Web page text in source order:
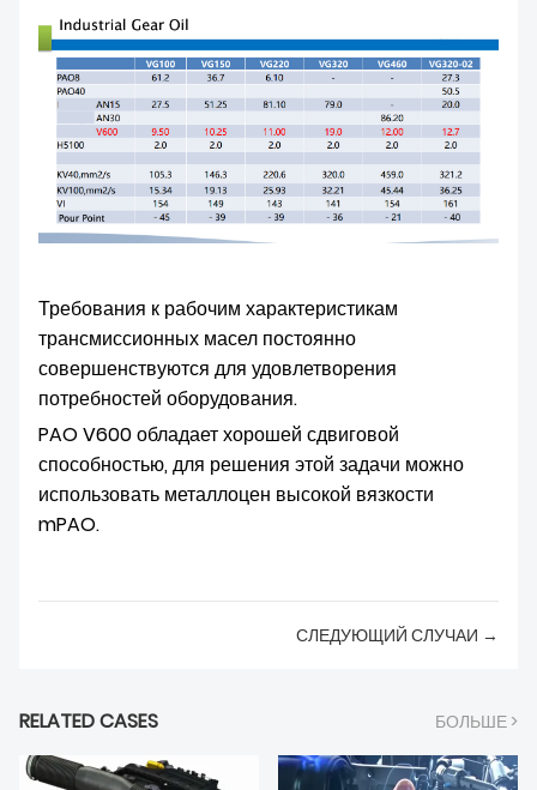
Требования к рабочим характеристикам
трансмиссионных масел постоянно
совершенствуются для удовлетворения
потребностей оборудования.
PAO V600 обладает хорошей сдвиговой
способностью, для решения этой задачи можно
использовать металлоцен высокой вязкости
mPAO.
СЛЕДУЮЩИЙ СЛУЧАИ →
RELATED CASES БОЛЬШЕ >